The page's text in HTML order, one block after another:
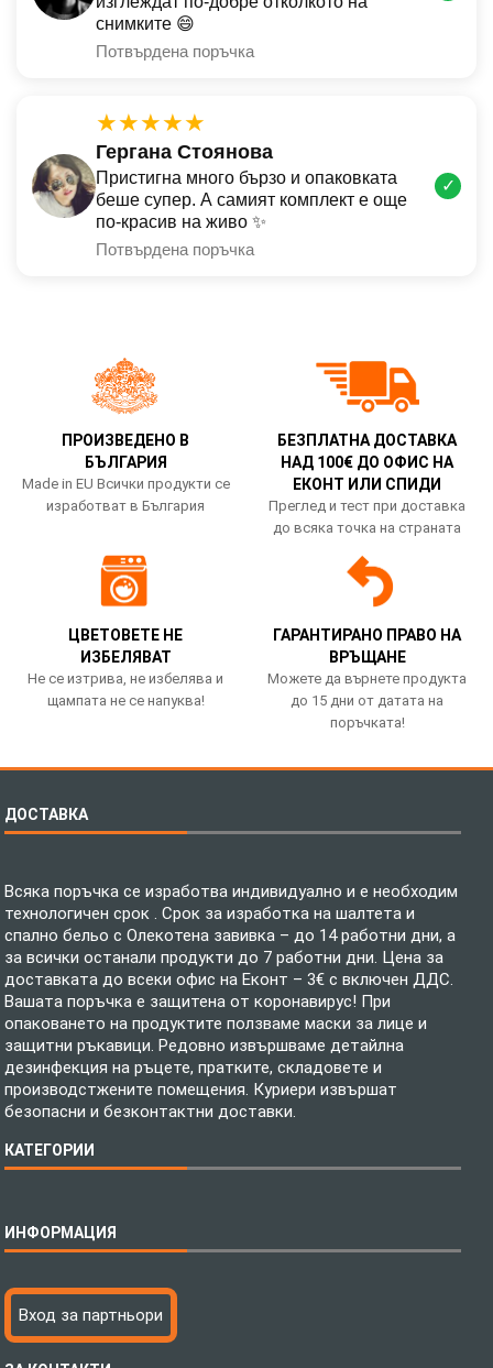
снимките 😄
Потвърдена поръчка
★★★★★
Гергана Стоянова
Пристигна много бързо и опаковката
беше супер. А самият комплект е още
по-красив на живо ✨
Потвърдена поръчка
✓
ПРОИЗВЕДЕНО В
БЪЛГАРИЯ
Made in EU Всички продукти се
изработват в България
БЕЗПЛАТНА ДОСТАВКА
НАД 100€ ДО ОФИС НА
ЕКОНТ ИЛИ СПИДИ
Преглед и тест при доставка
до всяка точка на страната
ЦВЕТОВЕТЕ НЕ
ИЗБЕЛЯВАТ
Не се изтрива, не избелява и
щампата не се напуква!
ГАРАНТИРАНО ПРАВО НА
ВРЪЩАНЕ
Можете да върнете продукта
до 15 дни от датата на
поръчката!
ДОСТАВКА
Всяка поръчка се изработва индивидуално и е необходим
технологичен срок . Срок за изработка на шалтета и
спално бельо с Олекотена завивка – до 14 работни дни, а
за всички останали продукти до 7 работни дни. Цена за
доставката до всеки офис на Еконт – 3€ с включен ДДС.
Вашата поръчка е защитена от коронавирус! При
опаковането на продуктите ползваме маски за лице и
защитни ръкавици. Редовно извършваме детайлна
дезинфекция на ръцете, пратките, складовете и
производстжените помещения. Куриери извършат
безопасни и безконтактни доставки.
КАТЕГОРИИ
Бебешки спални комплекти
Тениски с пълноцветен печат
Хавлиени кърпи
ИНФОРМАЦИЯ
Технология на печатане
Файлове за печат
Вход за партньори